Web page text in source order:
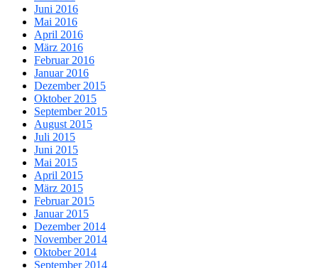
Juni 2016
Mai 2016
April 2016
März 2016
Februar 2016
Januar 2016
Dezember 2015
Oktober 2015
September 2015
August 2015
Juli 2015
Juni 2015
Mai 2015
April 2015
März 2015
Februar 2015
Januar 2015
Dezember 2014
November 2014
Oktober 2014
September 2014